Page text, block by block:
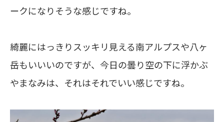
ークになりそうな感じですね。
綺麗にはっきりスッキリ見える南アルプスや八ヶ
岳もいいいのですが、今日の曇り空の下に浮かぶ
やまなみは、それはそれでいい感じですね。